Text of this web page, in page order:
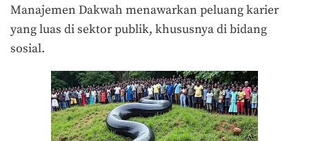
Manajemen Dakwah menawarkan peluang karier
yang luas di sektor publik, khususnya di bidang
sosial.